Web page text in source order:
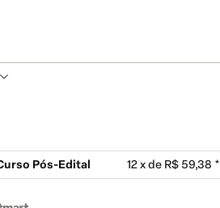
Pós-Edital 12 x de R$ 59,38 *